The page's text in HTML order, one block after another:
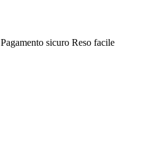
Pagamento sicuro Reso facile